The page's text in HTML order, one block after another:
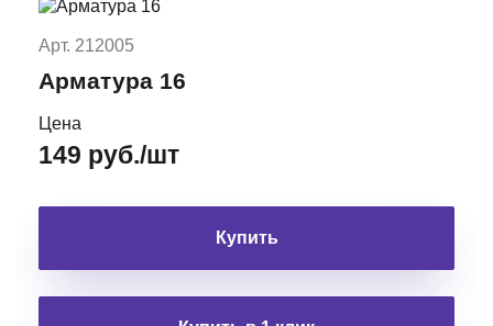
Арт. 212005
Арматура 16
Цена
149 руб./шт
Купить